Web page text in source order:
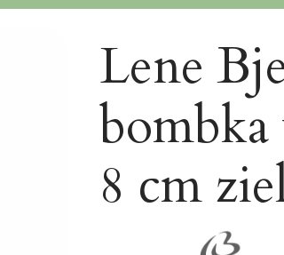
Lene
8 cm